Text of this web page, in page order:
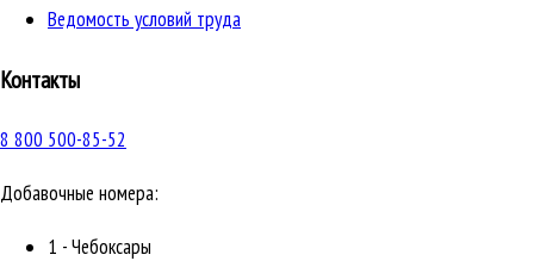
Ведомость условий труда
Контакты
8 800 500-85-52
Добавочные номера:
1 - Чебоксары